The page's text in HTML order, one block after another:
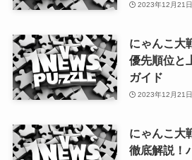
2023年12月21日
にゃんこ大
優先順位と
ガイド
2023年12月21日
にゃんこ大
徹底解説！